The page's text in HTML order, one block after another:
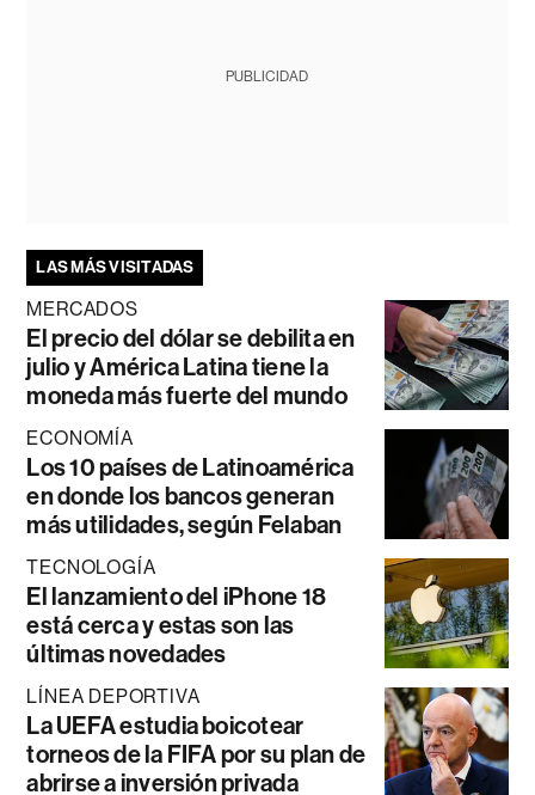
PUBLICIDAD
LAS MÁS VISITADAS
MERCADOS
El precio del dólar se debilita en
julio y América Latina tiene la
moneda más fuerte del mundo
ECONOMÍA
Los 10 países de Latinoamérica
en donde los bancos generan
más utilidades, según Felaban
TECNOLOGÍA
El lanzamiento del iPhone 18
está cerca y estas son las
últimas novedades
LÍNEA DEPORTIVA
La UEFA estudia boicotear
torneos de la FIFA por su plan de
abrirse a inversión privada